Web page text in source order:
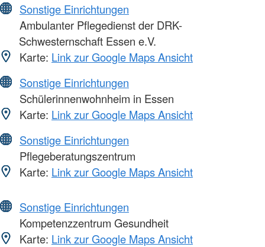
Sonstige Einrichtungen
Ambulanter Pflegedienst der DRK-
Schwesternschaft Essen e.V.
Karte: Link zur Google Maps Ansicht
Sonstige Einrichtungen
Schülerinnenwohnheim in Essen
Karte: Link zur Google Maps Ansicht
Sonstige Einrichtungen
Pflegeberatungszentrum
Karte: Link zur Google Maps Ansicht
Sonstige Einrichtungen
Kompetenzzentrum Gesundheit
Karte: Link zur Google Maps Ansicht